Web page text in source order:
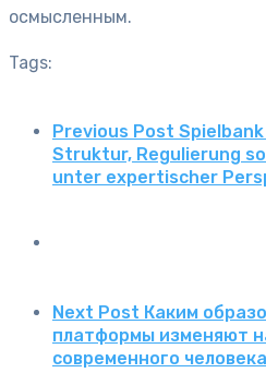
осмысленным.
Tags:
Previous Post
Struktur, Regulierung
unter expertischer
Next Post Каким
платформы изменяют
современного человека